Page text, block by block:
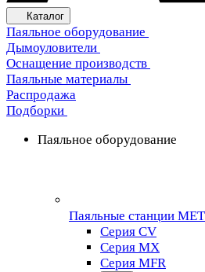
Каталог
Паяльное оборудование
Дымоуловители
Оснащение производств
Паяльные материалы
Распродажа
Подборки
Паяльное оборудование
Паяльные станции
Серия CV
Серия MX
Серия MFR